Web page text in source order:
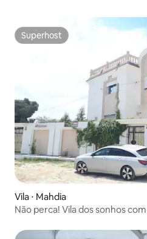
Superhost
Superhost
Vila ⋅ Mahdia
Não perca! Vila dos sonhos